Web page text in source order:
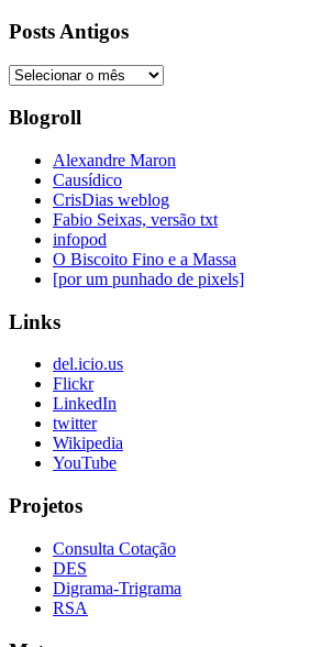
Posts Antigos
Posts
Blogroll
Alexandre Maron
Causídico
CrisDias weblog
Fabio Seixas, versão txt
infopod
O Biscoito Fino e a Massa
[por um punhado de pixels]
Links
del.icio.us
Flickr
LinkedIn
twitter
Wikipedia
YouTube
Projetos
Consulta Cotação
DES
Digrama-Trigrama
RSA